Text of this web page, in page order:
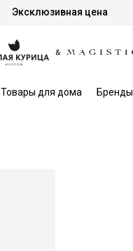
Эксклюзивная цена
Товары для дома Бренды